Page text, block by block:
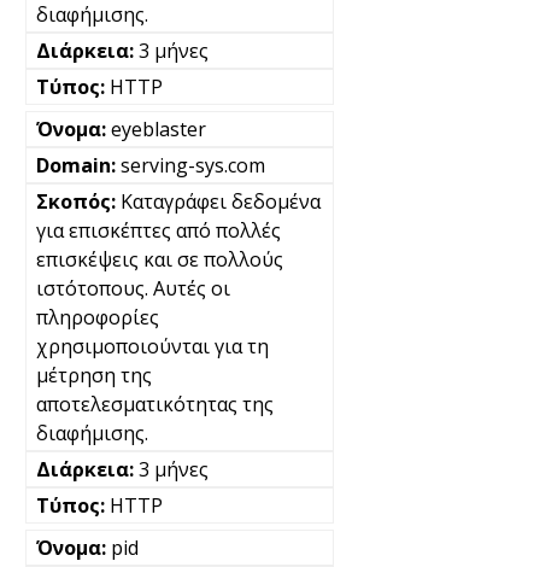
διαφήμισης.
3 μήνες
HTTP
eyeblaster
serving-sys.com
Καταγράφει δεδομένα
για επισκέπτες από πολλές
επισκέψεις και σε πολλούς
ιστότοπους. Αυτές οι
πληροφορίες
χρησιμοποιούνται για τη
μέτρηση της
αποτελεσματικότητας της
διαφήμισης.
3 μήνες
HTTP
pid